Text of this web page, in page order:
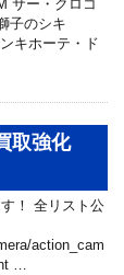
サー・クロコ
子のシキ
キホーテ・ド
取強化
！ 全リスト公
action_cam
…